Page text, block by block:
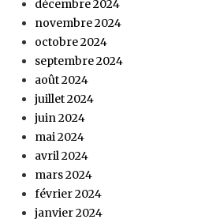
décembre 2024
novembre 2024
octobre 2024
septembre 2024
août 2024
juillet 2024
juin 2024
mai 2024
avril 2024
mars 2024
février 2024
janvier 2024